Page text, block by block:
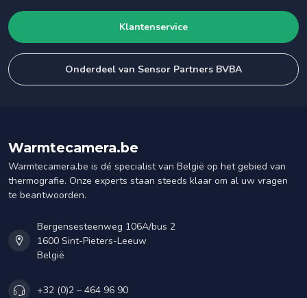
Klantenservice
Onderdeel van Sensor Partners BVBA
Warmtecamera.be
Warmtecamera.be is dé specialist van België op het gebied van
thermografie. Onze experts staan steeds klaar om al uw vragen
te beantwoorden.
Bergensesteenweg 106A/bus 2
1600 Sint-Pieters-Leeuw
België
+32 (0)2 – 464 96 90